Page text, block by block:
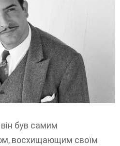
був самим
восхищающим своїм